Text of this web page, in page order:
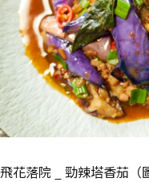
飛花落院 _ 勁辣塔香茄（